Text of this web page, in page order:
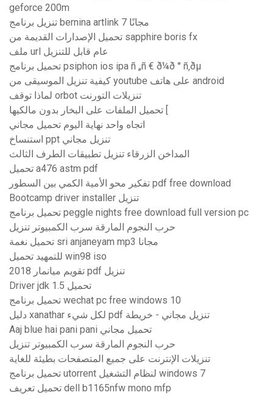
geforce 200m
تنزيل برنامج bernina artlink 7 مجانًا
تحميل الإصدارات القديمة من sapphire boris fx
ملف url عام قابل للتنزيل
تحميل برنامج psiphon ios ipa ñ „ñ € ð¼ð ° ñ‚ðµ
كيفية تنزيل الموسيقى من youtube على هاتف android
لماذا توقف orbot تنزيلات التورنت
اتجاه واحد نهاية اليوم تحميل مجاني
استنساخ ppt تنزيل مجاني
المداخن الزرقاء تنزيل تطبيقات الطرف الثالث
تحميل a476 astm pdf
تفكير محو الأمية الكمي بين السطور pdf free download
Bootcamp driver installer تنزيل
تحميل برنامج peggle nights free download full version pc
حرب النجوم المارقة سرب الكمبيوتر تنزيل
تحميل نغمة sri anjaneyam mp3 مجانا
للتمهيد تحميل win98 iso
تقويم ميانمار 2018 pdf تنزيل
Driver jdk 1.5 تحميل
تحميل برنامج wechat pc free windows 10
دليل xanathar لكل شيء pdf تنزيل مجاني - خريطة
Aaj blue hai pani pani تحميل مجاني
حرب النجوم المارقة سرب الكمبيوتر تنزيل
تنزيلات الإنترنت على جميع المتصفحات بطيئة للغاية
تحميل برنامج utorrent لنظام التشغيل windows 7
تحميل تعريف dell b1165nfw mono mfp